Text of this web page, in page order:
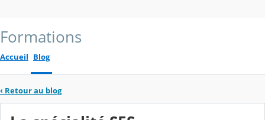
Formations
Accueil Blog
‹ Retour au blog